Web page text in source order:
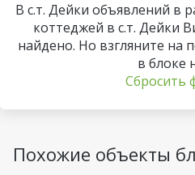
В с.т. Дейки объявлений в
коттеджей в с.т. Дейки
найдено. Но взгляните на
в блоке
Сбросить
Похожие объекты